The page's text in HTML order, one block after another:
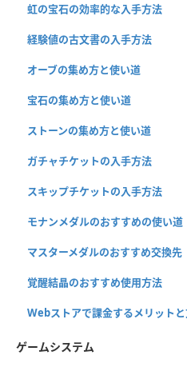
虹の宝石の効率的な入手方法
経験値の古文書の入手方法
オーブの集め方と使い道
宝石の集め方と使い道
ストーンの集め方と使い道
ガチャチケットの入手方法
スキップチケットの入手方法
モナンメダルのおすすめの使い道
マスターメダルのおすすめ交換先
覚醒結晶のおすすめ使用方法
Webストアで課金するメリット
ゲームシステム